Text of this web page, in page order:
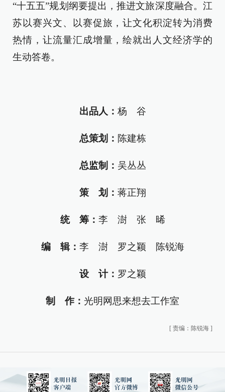
“十五五”规划纲要提出，推进文旅深度融合。江
苏以赛兴文、以赛促旅，让文化积淀转为消费
热情，让流量汇成增量，绘就出人文经济学的
生动答卷。
出品人： 杨 谷
总策划： 陈建栋
总监制： 吴丛丛
策 划： 蒋正翔
统 筹： 李 澍 张 晞
编 辑： 李 澍 罗之颖 陈锐海
设 计： 罗之颖
制 作： 光明网思来想去工作室
[ 责编：陈锐海 ]